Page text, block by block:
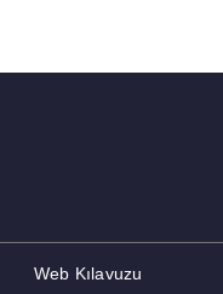
Web Kılavuzu